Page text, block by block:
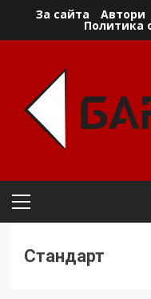
За сайта Автори
Политика
Primary
Стандарт